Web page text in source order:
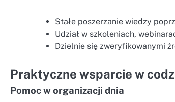
Stałe poszerzanie wiedzy
Udział w szkoleniach,
Dzielnie się zweryfikowanymi
Praktyczne wsparcie w
Pomoc w organizacji dnia